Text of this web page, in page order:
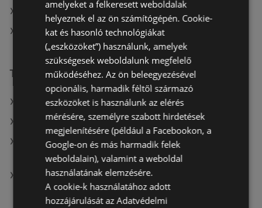
TEDi Distribution SAS itt: Salgótarjáni
TEDi Distribution SAS itt: Ózdi
További linkek
A(z) TEDi Distribution SAS ajánlatai
A(z) KiK TEXTIL ÉS NON-FOOD KFT. (HU) ajánlatai
A(z) KiK TEXTIL ÉS NON-FOOD KFT. (HU) aktuális
akciós újságjai
A(z) TEDi Distribution SAS üzletei itt: Szombathelyi
amelyeket a felkeresett weboldalak
helyeznek el az ön számítógépén. Cookie-
kat és hasonló technológiákat
(„eszközöket”) használunk, amelyek
szükségesek weboldalunk megfelelő
működéséhez. Az ön beleegyezésével
opcionális, harmadik féltől származó
eszközöket is használunk az elérés
mérésére, személyre szabott hirdetések
megjelenítésére (például a Facebookon, a
Google-on és más harmadik felek
weboldalain), valamint a weboldal
használatának elemzésére.
A cookie-k használatához adott
hozzájárulását az Adatvédelmi